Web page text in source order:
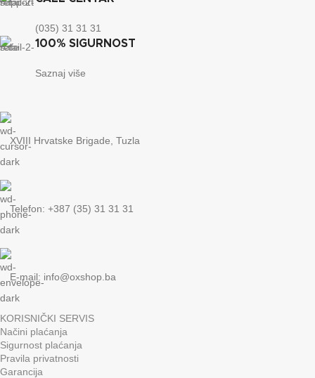
(035) 31 31 31
100% SIGURNOST
Saznaj više
XVIII Hrvatske Brigade, Tuzla
Telefon: +387 (35) 31 31 31
E-mail: info@oxshop.ba
KORISNIČKI SERVIS
Načini plaćanja
Sigurnost plaćanja
Pravila privatnosti
Garancija